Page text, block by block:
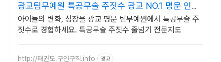
광교팀무예원 특공무술 주짓수 광교 NO.1 명문 인기
도장
아이들의 변화, 성장을 광교 명문 팀무예원에서 특공무술 주
짓수로 경험하세요. 특공무술 주짓수 줄넘기 전문지도
http://태권도.구인구직.info 광고